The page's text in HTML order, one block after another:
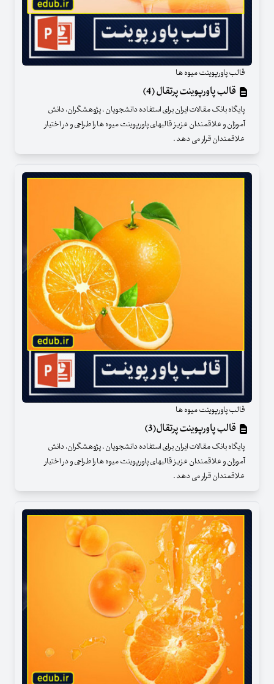
قالب پاورپوینت میوه ها
قالب پاورپوینت پرتقال (4)
پایگاه بانک مقالات ایران برای استفاده دانشجویان ، پژوهشگران، دانش
آموزان و علاقمندان عزیز قالبهای پاورپوینت میوه ها را طراحی و در اختیار
علاقمندان قرار می دهد .
قالب پاورپوینت میوه ها
قالب پاورپوینت پرتقال(3)
پایگاه بانک مقالات ایران برای استفاده دانشجویان ، پژوهشگران، دانش
آموزان و علاقمندان عزیز قالبهای پاورپوینت میوه ها را طراحی و در اختیار
علاقمندان قرار می دهد .